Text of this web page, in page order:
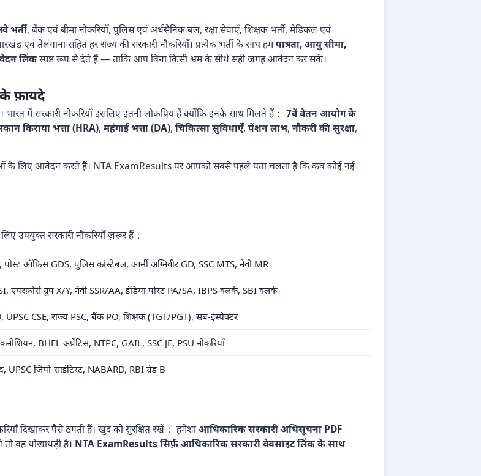
भर्ती, बैंक एवं बीमा नौकरियाँ, पुलिस एवं अर्धसैनिक बल, रक्षा सेवाएँ, शिक्षक भर्ती, मेडिकल एवं
एवं तेलंगाना सहित हर राज्य की सरकारी नौकरियाँ। प्रत्येक भर्ती के साथ हमपात्रता, आयु सीमा,
लिंकस्पष्ट रूप से देते हैं — ताकि आप बिना किसी भ्रम के सीधे सही जगह आवेदन कर सकें।
के फ़ायदे
में सरकारी नौकरियाँ इसलिए इतनी लोकप्रिय हैं क्योंकि इनके साथ मिलते हैं： 7वें वेतन आयोग के
किराया भत्ता (HRA), महंगाई भत्ता (DA), चिकित्सा सुविधाएँ, पेंशन लाभ, नौकरी की सुरक्षा,
के लिए आवेदन करते हैं। NTA ExamResults पर आपको सबसे पहले पता चलता है कि कब कोई नई
उपयुक्त सरकारी नौकरियाँ ज़रूर हैं：
पोस्ट ऑफ़िस GDS, पुलिस कांस्टेबल, आर्मी अग्निवीर GD, SSC MTS, नेवी MR
एयरफ़ोर्स ग्रुप X/Y, नेवी SSR/AA, इंडिया पोस्ट PA/SA, IBPS क्लर्क, SBI क्लर्क
UPSC CSE, राज्य PSC, बैंक PO, शिक्षक (TGT/PGT), सब-इंस्पेक्टर
BHEL अप्रेंटिस, NTPC, GAIL, SSC JE, PSU नौकरियाँ
UPSC जियो-साइंटिस्ट, NABARD, RBI ग्रेड B
दिखाकर पैसे ठगती हैं। खुद को सुरक्षित रखें： हमेशाआधिकारिक सरकारी अधिसूचना PDF
तो वह धोखाधड़ी है। NTA ExamResults सिर्फ़ आधिकारिक सरकारी वेबसाइट लिंक के साथ